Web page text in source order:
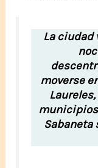
La ciudad
moverse
municipios
Sabaneta